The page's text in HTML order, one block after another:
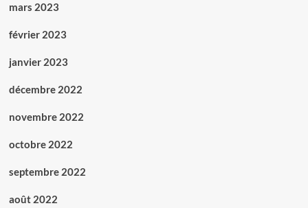
mars 2023
février 2023
janvier 2023
décembre 2022
novembre 2022
octobre 2022
septembre 2022
août 2022